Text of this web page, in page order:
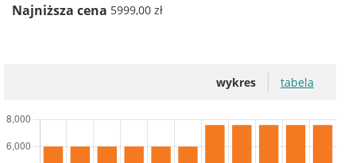
Najniższa cena 5999,00 zł
wykres tabela